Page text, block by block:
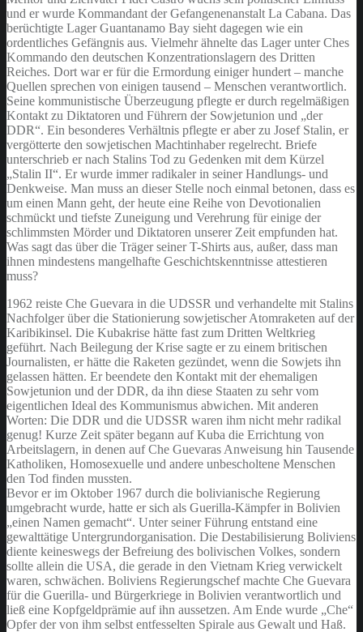
und er wurde Kommandant der Gefangenenanstalt La Cabana. Das
berüchtigte Lager Guantanamo Bay sieht dagegen wie ein
ordentliches Gefängnis aus. Vielmehr ähnelte das Lager unter Ches
Kommando den deutschen Konzentrationslagern des Dritten
Reiches. Dort war er für die Ermordung einiger hundert – manche
Quellen sprechen von einigen tausend – Menschen verantwortlich.
Seine kommunistische Überzeugung pflegte er durch regelmäßigen
Kontakt zu Diktatoren und Führern der Sowjetunion und „der
DDR“. Ein besonderes Verhältnis pflegte er aber zu Josef Stalin, er
vergötterte den sowjetischen Machtinhaber regelrecht. Briefe
unterschrieb er nach Stalins Tod zu Gedenken mit dem Kürzel
„Stalin II“. Er wurde immer radikaler in seiner Handlungs- und
Denkweise. Man muss an dieser Stelle noch einmal betonen, dass es
um einen Mann geht, der heute eine Reihe von Devotionalien
schmückt und tiefste Zuneigung und Verehrung für einige der
schlimmsten Mörder und Diktatoren unserer Zeit empfunden hat.
Was sagt das über die Träger seiner T-Shirts aus, außer, dass man
ihnen mindestens mangelhafte Geschichtskenntnisse attestieren
muss?
1962 reiste Che Guevara in die UDSSR und verhandelte mit Stalins
Nachfolger über die Stationierung sowjetischer Atomraketen auf der
Karibikinsel. Die Kubakrise hätte fast zum Dritten Weltkrieg
geführt. Nach Beilegung der Krise sagte er zu einem britischen
Journalisten, er hätte die Raketen gezündet, wenn die Sowjets ihn
gelassen hätten. Er beendete den Kontakt mit der ehemaligen
Sowjetunion und der DDR, da ihn diese Staaten zu sehr vom
eigentlichen Ideal des Kommunismus abwichen. Mit anderen
Worten: Die DDR und die UDSSR waren ihm nicht mehr radikal
genug! Kurze Zeit später begann auf Kuba die Errichtung von
Arbeitslagern, in denen auf Che Guevaras Anweisung hin Tausende
Katholiken, Homosexuelle und andere unbescholtene Menschen
den Tod finden mussten.
Bevor er im Oktober 1967 durch die bolivianische Regierung
umgebracht wurde, hatte er sich als Guerilla-Kämpfer in Bolivien
„einen Namen gemacht“. Unter seiner Führung entstand eine
gewalttätige Untergrundorganisation. Die Destabilisierung Boliviens
diente keineswegs der Befreiung des bolivischen Volkes, sondern
sollte allein die USA, die gerade in den Vietnam Krieg verwickelt
waren, schwächen. Boliviens Regierungschef machte Che Guevara
für die Guerilla- und Bürgerkriege in Bolivien verantwortlich und
ließ eine Kopfgeldprämie auf ihn aussetzen. Am Ende wurde „Che“
Opfer der von ihm selbst entfesselten Spirale aus Gewalt und Haß.